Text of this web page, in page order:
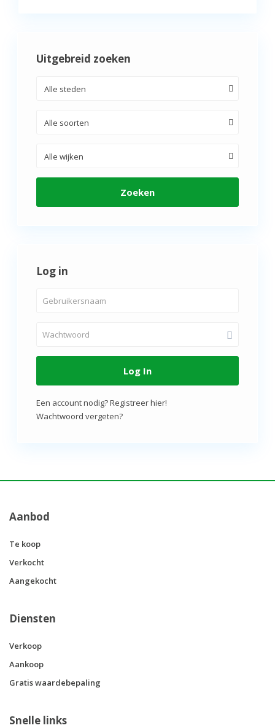
Uitgebreid zoeken
Alle steden
Alle soorten
Alle wijken
Zoeken
Log in
Log In
Een account nodig? Registreer hier!
Wachtwoord vergeten?
Aanbod
Te koop
Verkocht
Aangekocht
Diensten
Verkoop
Aankoop
Gratis waardebepaling
Snelle links